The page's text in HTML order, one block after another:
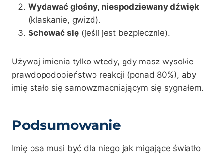
Wydawać głośny, niespodziewany dźwięk
(klaskanie, gwizd).
Schować się (jeśli jest bezpiecznie).
Używaj imienia tylko wtedy, gdy masz wysokie
prawdopodobieństwo reakcji (ponad 80%), aby
imię stało się samowzmacniającym się sygnałem.
Podsumowanie
Imię psa musi być dla niego jak migające światło